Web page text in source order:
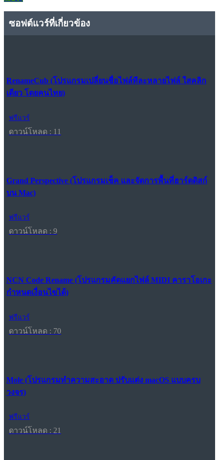
ซอฟต์แวร์ที่เกี่ยวข้อง
RenameCub (โปรแกรมเปลี่ยนชื่อไฟล์ทีละหลายไฟล์ ใสคลิก
เดียว โดยคนไทย)
ฟรีแวร์
ดาวน์โหลด : 11
Grand Perspective (โปรแกรมเช็ค และจัดการพื้นที่ฮาร์ดดิสก์
บน Mac)
ฟรีแวร์
ดาวน์โหลด : 9
NCN Code Rename (โปรแกรมคัดแยกไฟล์ MIDI คาราโอเกะ
กำหนดเงื่อนไขได้)
ฟรีแวร์
ดาวน์โหลด : 70
Mole (โปรแกรมทำความสะอาด ปรับแต่ง macOS แบบครบ
วงจร)
ฟรีแวร์
ดาวน์โหลด : 21